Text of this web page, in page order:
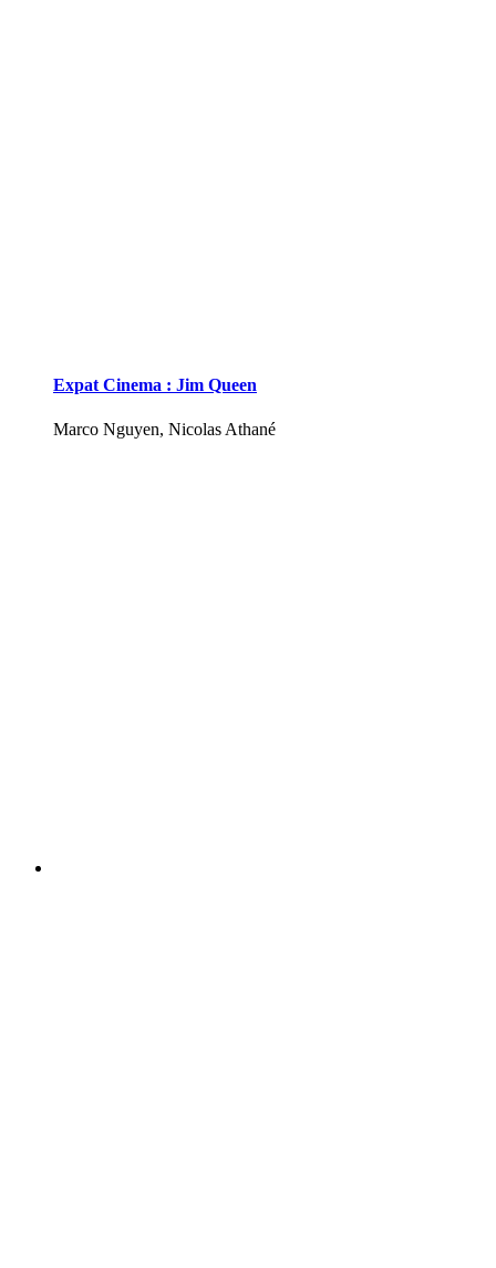
Expat Cinema : Jim Queen
Marco Nguyen, Nicolas Athané